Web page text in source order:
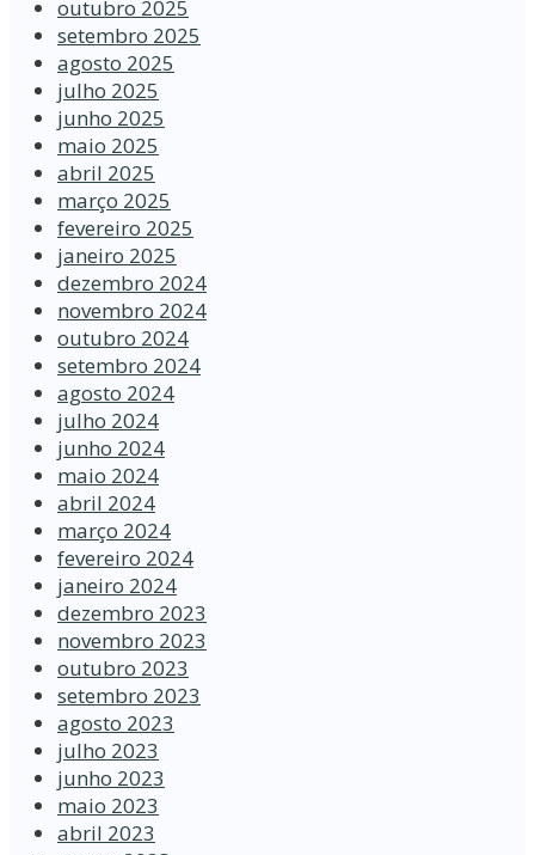
outubro 2025
setembro 2025
agosto 2025
julho 2025
junho 2025
maio 2025
abril 2025
março 2025
fevereiro 2025
janeiro 2025
dezembro 2024
novembro 2024
outubro 2024
setembro 2024
agosto 2024
julho 2024
junho 2024
maio 2024
abril 2024
março 2024
fevereiro 2024
janeiro 2024
dezembro 2023
novembro 2023
outubro 2023
setembro 2023
agosto 2023
julho 2023
junho 2023
maio 2023
abril 2023